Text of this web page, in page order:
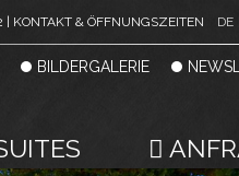
DE
| KONTAKT & ÖFFNUNGSZEITEN
BILDERGALERIE